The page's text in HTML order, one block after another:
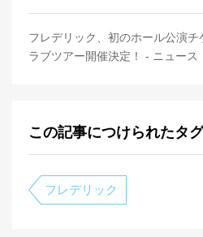
フレデリック、初のホール公演
ラブツアー開催決定！ - ニュース
この記事につけられたタグ
フレデリック